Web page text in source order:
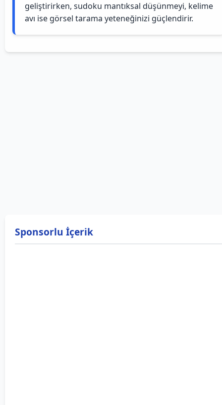
geliştirirken, sudoku mantıksal düşünmeyi, kelime
avı ise görsel tarama yeteneğinizi güçlendirir.
Sponsorlu İçerik